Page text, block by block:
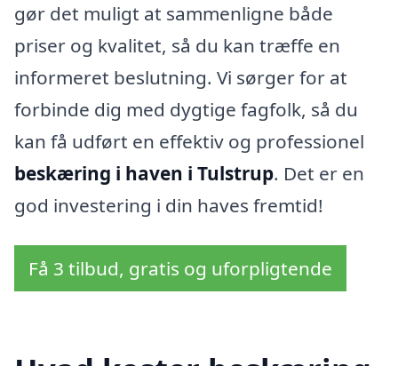
gør det muligt at sammenligne både
priser og kvalitet, så du kan træffe en
informeret beslutning. Vi sørger for at
forbinde dig med dygtige fagfolk, så du
kan få udført en effektiv og professionel
beskæring i haven i Tulstrup. Det er en
god investering i din haves fremtid!
Få 3 tilbud, gratis og uforpligtende